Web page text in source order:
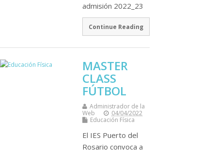
admisión 2022_23
Continue Reading
MASTER
CLASS
FÚTBOL
Administrador de la
Web
04/04/2022
Educación Física
El IES Puerto del
Rosario convoca a